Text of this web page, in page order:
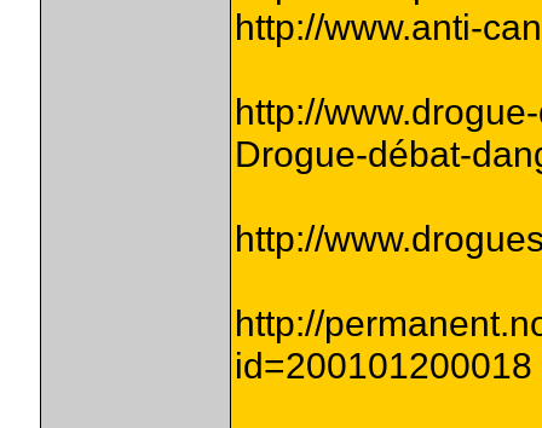
http://www.anti-
http://
Drogue-débat-
http://
http://
id=200101200018